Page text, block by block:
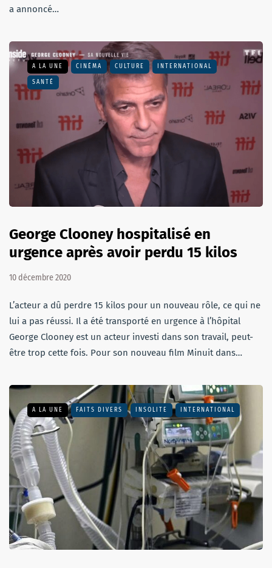
a annoncé…
A LA UNE CINÉMA CULTURE INTERNATIONAL
SANTÉ
George Clooney hospitalisé en
urgence après avoir perdu 15 kilos
10 décembre 2020
L’acteur a dû perdre 15 kilos pour un nouveau rôle, ce qui ne
lui a pas réussi. Il a été transporté en urgence à l’hôpital
George Clooney est un acteur investi dans son travail, peut-
être trop cette fois. Pour son nouveau film Minuit dans…
A LA UNE FAITS DIVERS INSOLITE INTERNATIONAL